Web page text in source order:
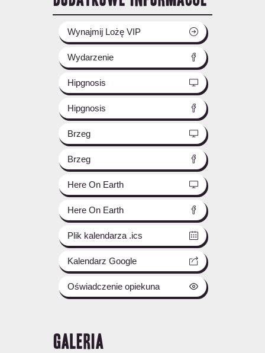
Wynajmij Lożę VIP
Wydarzenie
Hipgnosis
Hipgnosis
Brzeg
Brzeg
Here On Earth
Here On Earth
Plik kalendarza .ics
Kalendarz Google
Oświadczenie opiekuna
GALERIA